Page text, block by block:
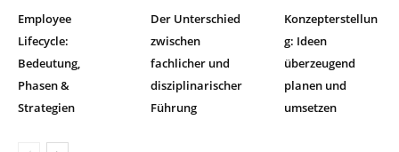
Employee
Lifecycle:
Bedeutung,
Phasen &
Strategien
Der Unterschied
zwischen
fachlicher und
disziplinarischer
Führung
Konzepterstellun
g: Ideen
überzeugend
planen und
umsetzen